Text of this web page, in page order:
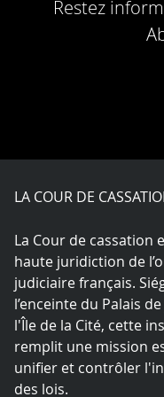
Restez
LA COUR DE
La Cour de cassation
haute juridiction de
judiciaire français.
l’enceinte du Palais
l'Île de la Cité, cette
remplit une mission
unifier et contrôler
des lois.